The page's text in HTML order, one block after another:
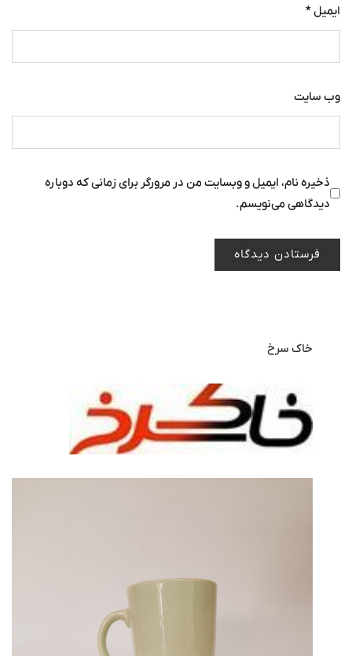
ایمیل*
وب‌ سایت
ذخیره نام، ایمیل و وبسایت من در مرورگر برای زمانی که دوباره
دیدگاهی می‌نویسم.
خاک سرخ